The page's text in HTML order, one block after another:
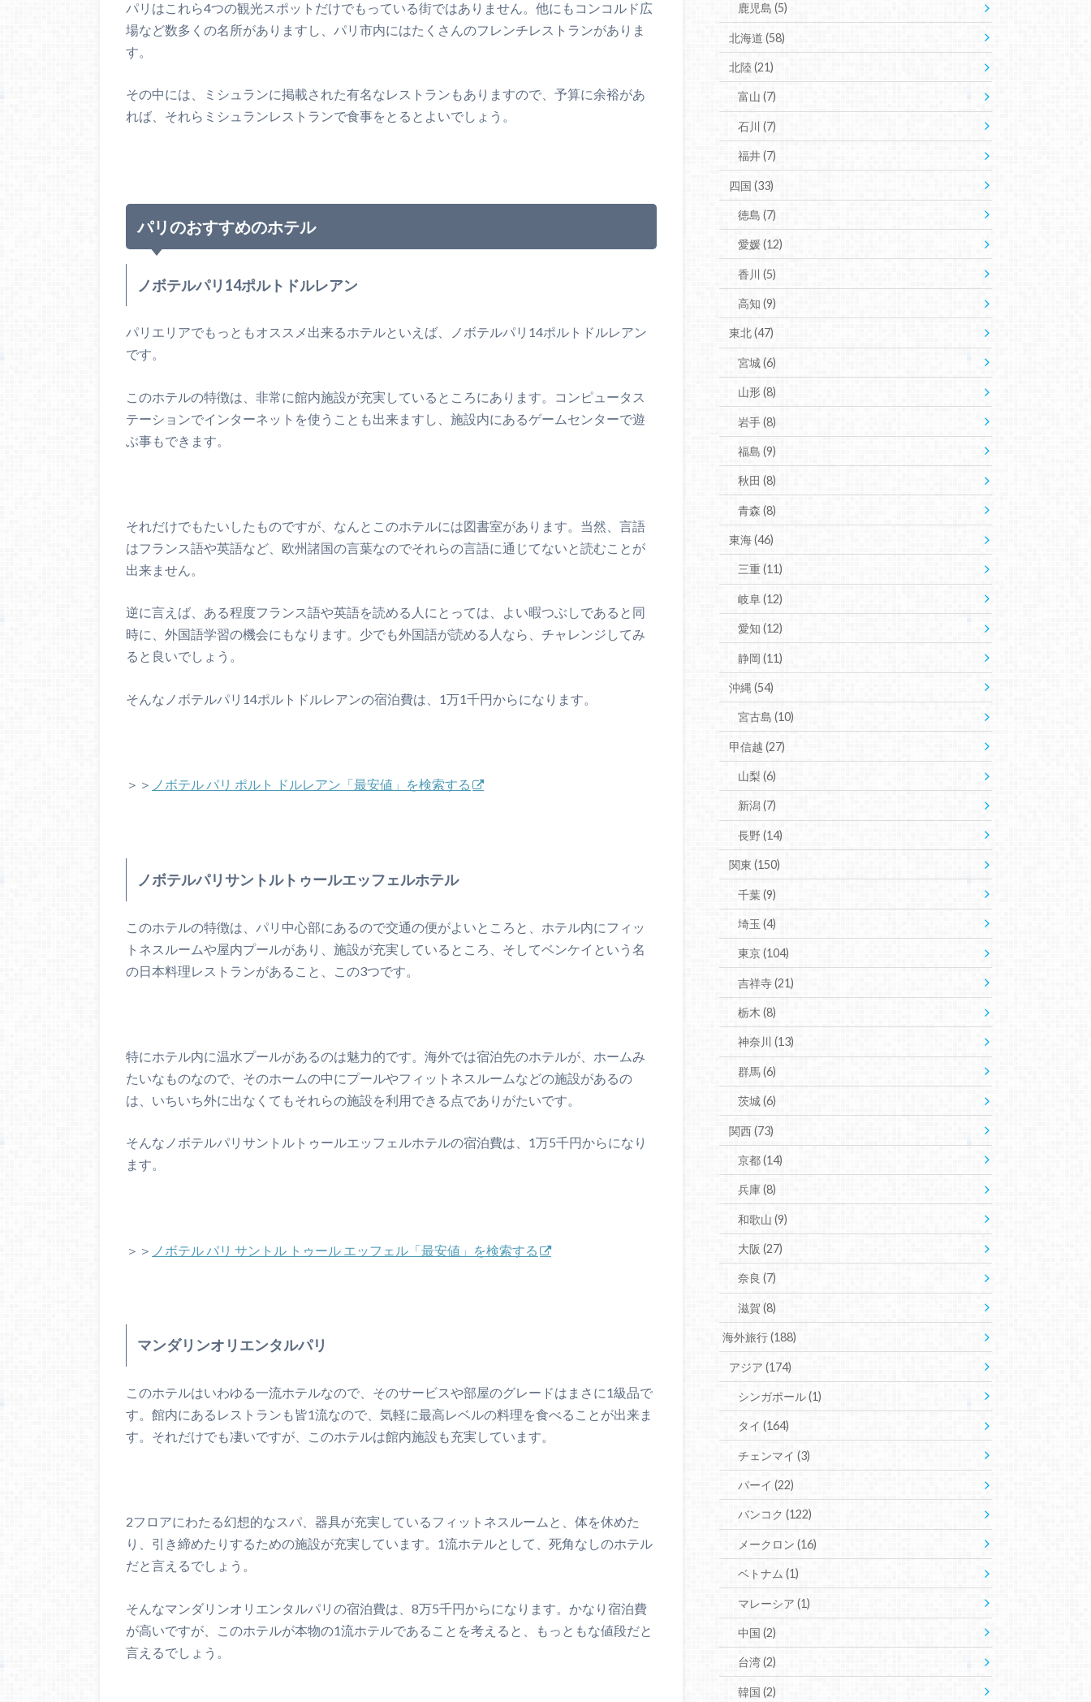
パリはこれら4つの観光スポットだけでもっている街ではありません。他にもコンコルド広
場など数多くの名所がありますし、パリ市内にはたくさんのフレンチレストランがありま
す。
その中には、ミシュランに掲載された有名なレストランもありますので、予算に余裕があ
れば、それらミシュランレストランで食事をとるとよいでしょう。
パリのおすすめのホテル
ノボテルパリ14ポルトドルレアン
パリエリアでもっともオススメ出来るホテルといえば、ノボテルパリ14ポルトドルレアン
です。
このホテルの特徴は、非常に館内施設が充実しているところにあります。コンピュータス
テーションでインターネットを使うことも出来ますし、施設内にあるゲームセンターで遊
ぶ事もできます。
それだけでもたいしたものですが、なんとこのホテルには図書室があります。当然、言語
はフランス語や英語など、欧州諸国の言葉なのでそれらの言語に通じてないと読むことが
出来ません。
逆に言えば、ある程度フランス語や英語を読める人にとっては、よい暇つぶしであると同
時に、外国語学習の機会にもなります。少でも外国語が読める人なら、チャレンジしてみ
ると良いでしょう。
そんなノボテルパリ14ポルトドルレアンの宿泊費は、1万1千円からになります。
＞＞ ノボテル パリ ポルト ドルレアン「最安値」を検索する
ノボテルパリサントルトゥールエッフェルホテル
このホテルの特徴は、パリ中心部にあるので交通の便がよいところと、ホテル内にフィッ
トネスルームや屋内プールがあり、施設が充実しているところ、そしてベンケイという名
の日本料理レストランがあること、この3つです。
特にホテル内に温水プールがあるのは魅力的です。海外では宿泊先のホテルが、ホームみ
たいなものなので、そのホームの中にプールやフィットネスルームなどの施設があるの
は、いちいち外に出なくてもそれらの施設を利用できる点でありがたいです。
そんなノボテルパリサントルトゥールエッフェルホテルの宿泊費は、1万5千円からになり
ます。
＞＞ ノボテル パリ サントル トゥール エッフェル「最安値」を検索する
マンダリンオリエンタルパリ
このホテルはいわゆる一流ホテルなので、そのサービスや部屋のグレードはまさに1級品で
す。館内にあるレストランも皆1流なので、気軽に最高レベルの料理を食べることが出来ま
す。それだけでも凄いですが、このホテルは館内施設も充実しています。
2フロアにわたる幻想的なスパ、器具が充実しているフィットネスルームと、体を休めた
り、引き締めたりするための施設が充実しています。1流ホテルとして、死角なしのホテル
だと言えるでしょう。
そんなマンダリンオリエンタルパリの宿泊費は、8万5千円からになります。かなり宿泊費
が高いですが、このホテルが本物の1流ホテルであることを考えると、もっともな値段だと
言えるでしょう。
鹿児島(5)
北海道 (58)
北陸(21)
富山(7)
石川(7)
福井(7)
四国 (33)
徳島(7)
愛媛(12)
香川(5)
高知(9)
東北(47)
宮城(6)
山形(8)
岩手(8)
福島(9)
秋田(8)
青森(8)
東海(46)
三重(11)
岐阜(12)
愛知(12)
静岡(11)
沖縄 (54)
宮古島(10)
甲信越 (27)
山梨(6)
新潟(7)
長野(14)
関東 (150)
千葉(9)
埼玉(4)
東京(104)
吉祥寺(21)
栃木(8)
神奈川(13)
群馬(6)
茨城(6)
関西(73)
京都(14)
兵庫(8)
和歌山(9)
大阪(27)
奈良(7)
滋賀(8)
海外旅行(188)
アジア (174)
シンガポール(1)
タイ(164)
チェンマイ(3)
パーイ(22)
バンコク(122)
メークロン(16)
ベトナム(1)
マレーシア(1)
中国(2)
台湾(2)
韓国(2)